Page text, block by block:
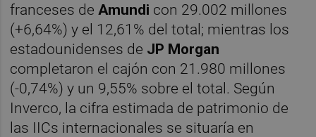
franceses deAmundi con 29.002 millones
(+6,64%) y el 12,61% del total; mientras los
estadounidenses de JP Morgan
completaron el cajón con 21.980 millones
(-0,74%) y un 9,55% sobre el total. Según
Inverco, la cifra estimada de patrimonio de
las IICs internacionales se situaría en